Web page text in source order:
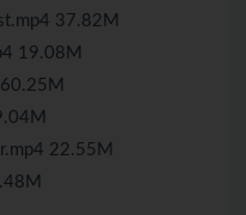
37.82M
19.08M
22.55M